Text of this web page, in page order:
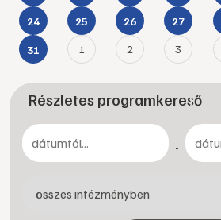
24 25 26 27
31 1 2 3
Részletes programkereső
-